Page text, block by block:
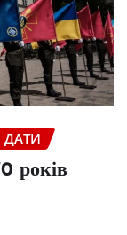
ДАТИ
років